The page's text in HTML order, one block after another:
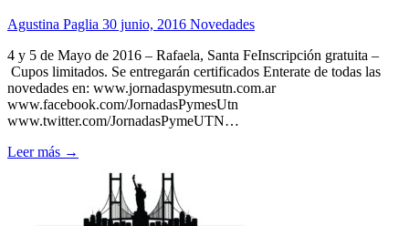
Agustina Paglia 30 junio, 2016 Novedades
4 y 5 de Mayo de 2016 – Rafaela, Santa FeInscripción gratuita –
Cupos limitados. Se entregarán certificados Enterate de todas las
novedades en: www.jornadaspymesutn.com.ar
www.facebook.com/JornadasPymesUtn
www.twitter.com/JornadasPymeUTN…
Leer más →